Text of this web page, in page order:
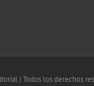
| Todos los derechos